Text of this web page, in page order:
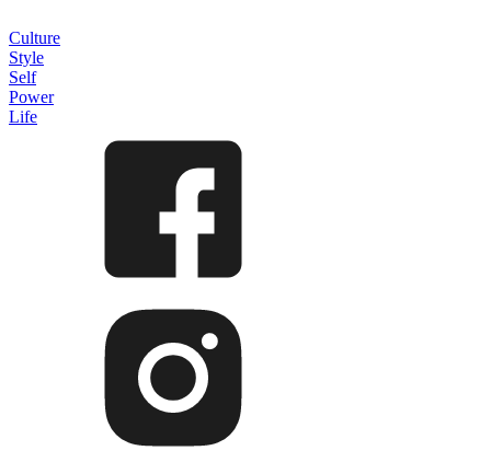
Culture
Style
Self
Power
Life